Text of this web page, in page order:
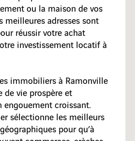
ou la maison de vos
meilleures adresses sont
réussir votre achat
investissement locatif à
immobiliers à Ramonville
de vie prospère et
engouement croissant.
sélectionne les meilleurs
pour qu’à